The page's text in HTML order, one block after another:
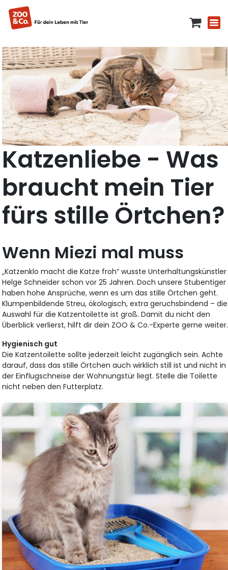
Katzenliebe - Was
braucht mein Tier
fürs stille Örtchen?
Wenn Miezi mal muss
„Katzenklo macht die Katze froh“ wusste Unterhaltungskünstler
Helge Schneider schon vor 25 Jahren. Doch unsere Stubentiger
haben hohe Ansprüche, wenn es um das stille Örtchen geht.
Klumpenbildende Streu, ökologisch, extra geruchsbindend – die
Auswahl für die Katzentoilette ist groß. Damit du nicht den
Überblick verlierst, hilft dir dein ZOO & Co.-Experte gerne weiter.
Hygienisch gut
Die Katzentoilette sollte jederzeit leicht zugänglich sein. Achte
darauf, dass das stille Örtchen auch wirklich still ist und nicht in
der Einflugschneise der Wohnungstür liegt. Stelle die Toilette
nicht neben den Futterplatz.